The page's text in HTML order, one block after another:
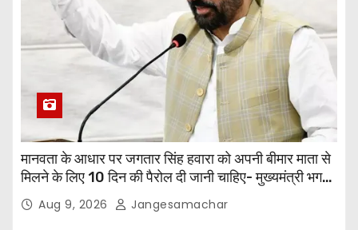
मानवता के आधार पर जगतार सिंह हवारा को अपनी बीमार माता से
मिलने के लिए 10 दिन की पैरोल दी जानी चाहिए- मुख्यमंत्री भगवंत
सिंह मानAug 9, 2026 Jangesamachar